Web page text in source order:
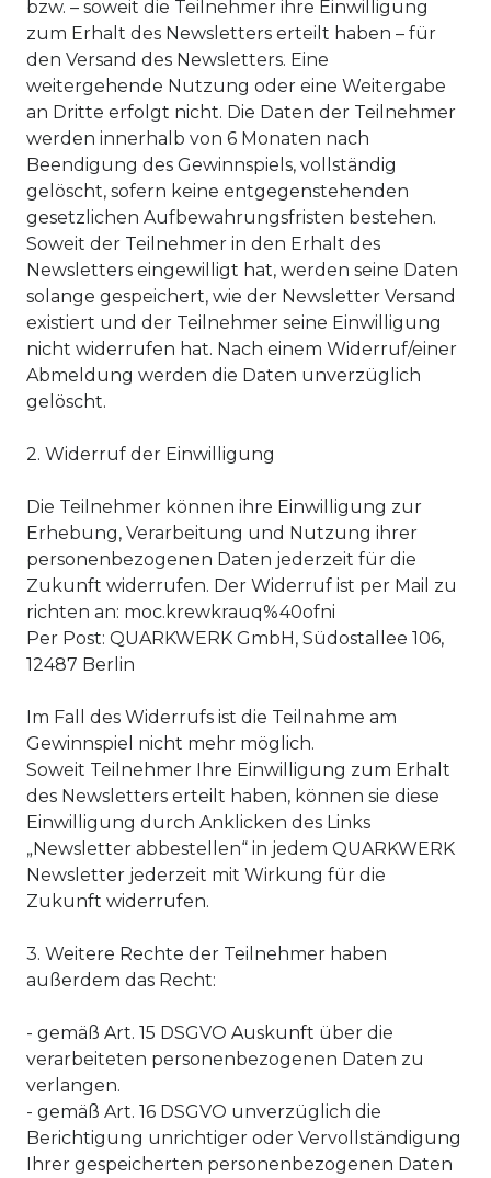
bzw. – soweit die Teilnehmer ihre Einwilligung
zum Erhalt des Newsletters erteilt haben – für
den Versand des Newsletters. Eine
weitergehende Nutzung oder eine Weitergabe
an Dritte erfolgt nicht. Die Daten der Teilnehmer
werden innerhalb von 6 Monaten nach
Beendigung des Gewinnspiels, vollständig
gelöscht, sofern keine entgegenstehenden
gesetzlichen Aufbewahrungsfristen bestehen.
Soweit der Teilnehmer in den Erhalt des
Newsletters eingewilligt hat, werden seine Daten
solange gespeichert, wie der Newsletter Versand
existiert und der Teilnehmer seine Einwilligung
nicht widerrufen hat. Nach einem Widerruf/einer
Abmeldung werden die Daten unverzüglich
gelöscht.
2. Widerruf der Einwilligung
Die Teilnehmer können ihre Einwilligung zur
Erhebung, Verarbeitung und Nutzung ihrer
personenbezogenen Daten jederzeit für die
Zukunft widerrufen. Der Widerruf ist per Mail zu
richten an: moc.krewkrauq%40ofni
Per Post: QUARKWERK GmbH, Südostallee 106,
12487 Berlin
Im Fall des Widerrufs ist die Teilnahme am
Gewinnspiel nicht mehr möglich.
Soweit Teilnehmer Ihre Einwilligung zum Erhalt
des Newsletters erteilt haben, können sie diese
Einwilligung durch Anklicken des Links
„Newsletter abbestellen“ in jedem QUARKWERK
Newsletter jederzeit mit Wirkung für die
Zukunft widerrufen.
3. Weitere Rechte der Teilnehmer haben
außerdem das Recht:
- gemäß Art. 15 DSGVO Auskunft über die
verarbeiteten personenbezogenen Daten zu
verlangen.
- gemäß Art. 16 DSGVO unverzüglich die
Berichtigung unrichtiger oder Vervollständigung
Ihrer gespeicherten personenbezogenen Daten